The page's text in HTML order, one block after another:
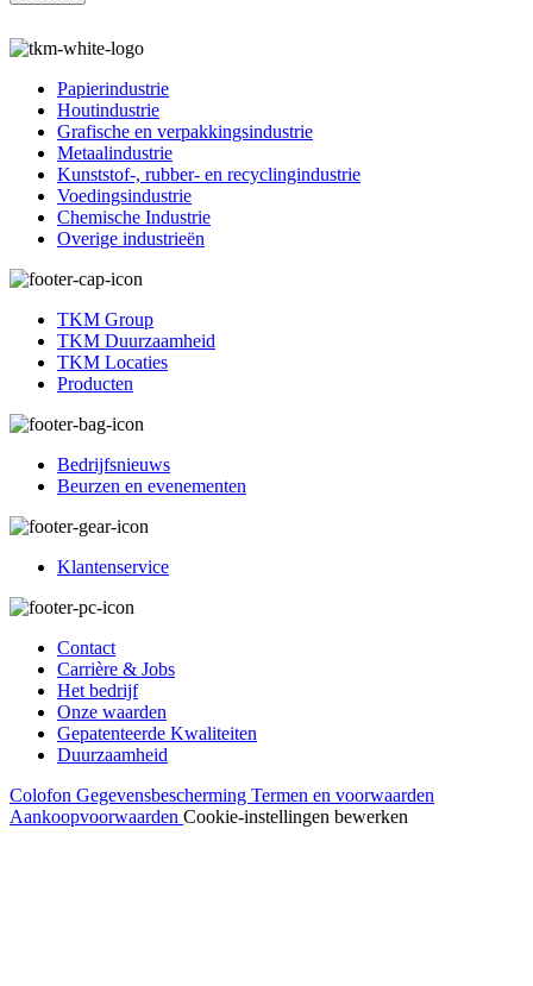
Papierindustrie
Houtindustrie
Grafische en verpakkingsindustrie
Metaalindustrie
Kunststof-, rubber- en recyclingindustrie
Voedingsindustrie
Chemische Industrie
Overige industrieën
TKM Group
TKM Duurzaamheid
TKM Locaties
Producten
Bedrijfsnieuws
Beurzen en evenementen
Klantenservice
Contact
Carrière & Jobs
Het bedrijf
Onze waarden
Gepatenteerde Kwaliteiten
Duurzaamheid
Colofon Gegevensbescherming Termen en voorwaarden
Aankoopvoorwaarden Cookie-instellingen bewerken